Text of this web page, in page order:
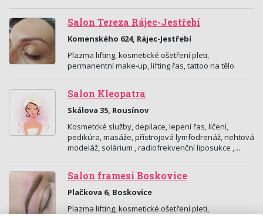
Salon Tereza Rájec-Jestřebí
Komenského 624, Rájec-Jestřebí
Plazma lifting, kosmetické ošetření pleti,
permanentní make-up, lifting řas, tattoo na tělo
Salon Kleopatra
Skálova 35, Rousínov
Kosmetcké služby, depilace, lepení řas, líčení,
pedikúra, masáže, přístrojová lymfodrenáž, nehtová
modeláž, solárium , radiofrekvenční liposukce ,…
Salon framesi Boskovice
Plačkova 6, Boskovice
Plazma lifting, kosmetické ošetření pleti,